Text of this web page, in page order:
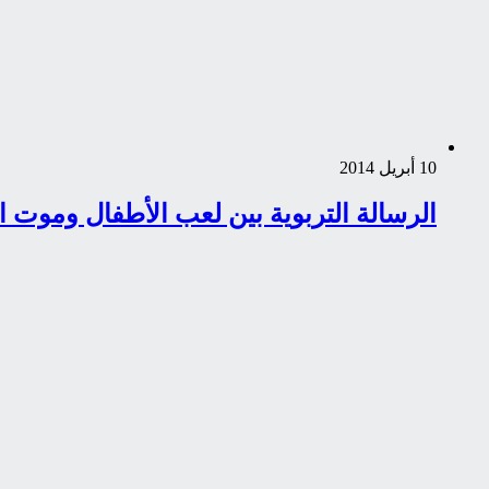
10 أبريل 2014
الرسالة التربوية بين لعب الأطفال وموت